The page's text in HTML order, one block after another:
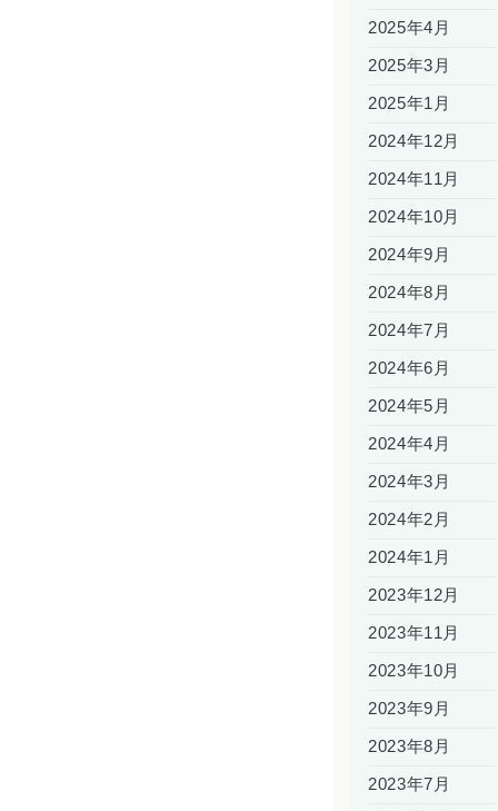
2025年4月
2025年3月
2025年1月
2024年12月
2024年11月
2024年10月
2024年9月
2024年8月
2024年7月
2024年6月
2024年5月
2024年4月
2024年3月
2024年2月
2024年1月
2023年12月
2023年11月
2023年10月
2023年9月
2023年8月
2023年7月